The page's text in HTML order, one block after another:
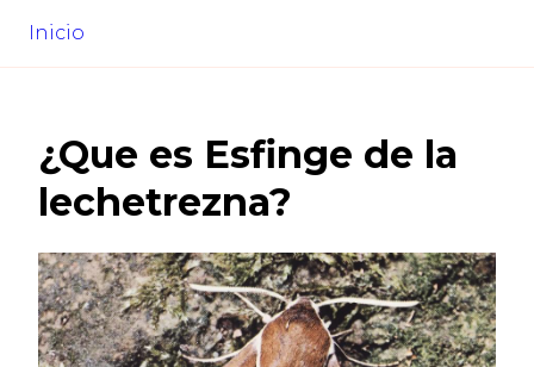
Inicio
¿Que es Esfinge de la
lechetrezna?